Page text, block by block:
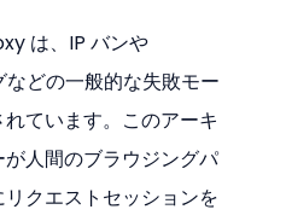
は、IP バンや
どの一般的な失敗モー
ています。このアーキ
人間のブラウジングパ
クエストセッションを